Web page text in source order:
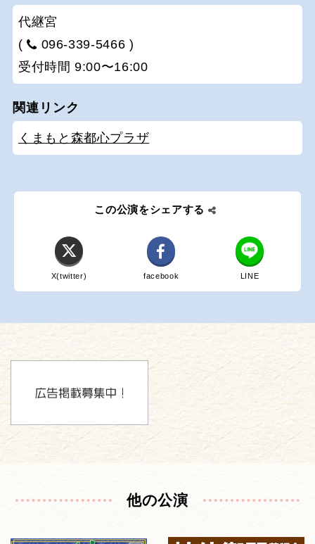
代継宮
(
096-339-5466 )
受付時間 9:00〜16:00
関連リンク
くまもと森都心プラザ
この公演をシェアする
X(twitter) facebook LINE
他の公演